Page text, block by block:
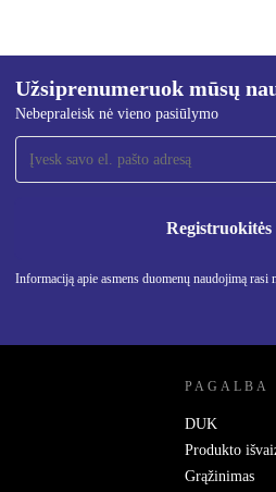
Užsiprenumeruok mūsų
Nebepraleisk nė vieno pasiūlymo
Registruokitės
Informaciją apie asmens duomenų naudojimą rasi
mūsų
nė vieno pasiūlymo.
- RETHINK NEW.
PAGALBA
DUK
Produkto
Grąžinimas